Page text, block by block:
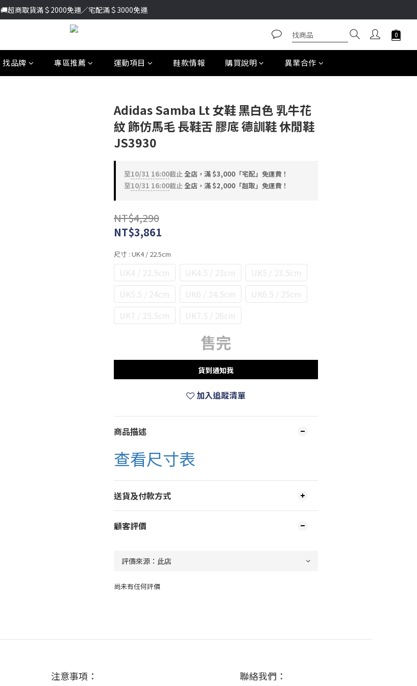
加入新會員送首購金＄100🔥點我註冊➞
🚚超商取貨滿＄2000免運／宅配滿＄3000免運
加入新會員送首購金＄100🔥點我註冊➞
找品牌 專區推薦 運動項目 鞋款情報 購買說明 異業合作
Adidas Samba Lt 女鞋 黑白色 乳牛花
紋 飾仿馬毛 長鞋舌 膠底 德訓鞋 休閒鞋
JS3930
至10/31 16:00截止全店，滿 $3,000「宅配」免運費！
至10/31 16:00截止全店，滿 $2,000「超取」免運費！
NT$4,290
NT$3,861
尺寸 : UK4 / 22.5cm
UK4 / 22.5cm UK4.5 / 23cm
UK5 / 23.5cm
UK5.5 / 24cm
UK6 / 24.5cm
UK6.5 / 25cm
UK7 / 25.5cm
UK7.5 / 26cm
售完
貨到通知我
加入追蹤清單
商品描述
查看尺寸表
送貨及付款方式
顧客評價
尚未有任何評價
注意事項： 聯絡我們：